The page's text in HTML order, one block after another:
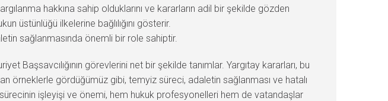
hakkına sahip olduklarını ve kararların adil bir şekilde gözden
üstünlüğü ilkelerine bağlılığını gösterir.
sağlanmasında önemli bir role sahiptir.
Başsavcılığının görevlerini net bir şekilde tanımlar. Yargıtay kararları, bu
örneklerle gördüğümüz gibi, temyiz süreci, adaletin sağlanması ve hatalı
işleyişi ve önemi, hem hukuk profesyonelleri hem de vatandaşlar